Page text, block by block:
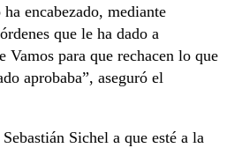
encabezado, mediante
que le ha dado a
Vamos para que rechacen lo que
aprobaba”, aseguró el
Sichel a que esté a la